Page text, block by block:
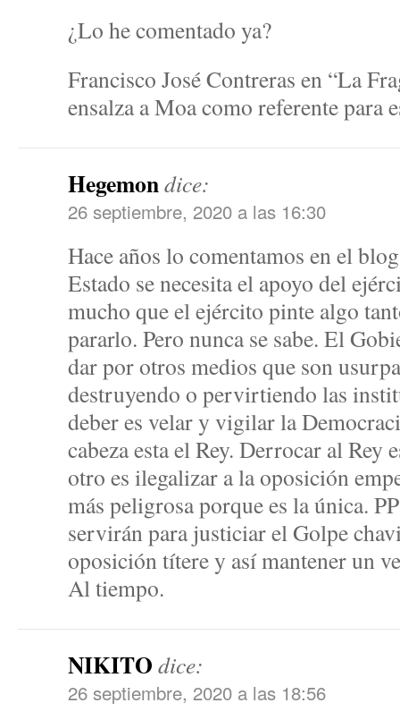
¿Lo he comentado ya?
Francisco José Contreras en “La
ensalza a Moa como referente
Hegemondice:
26 septiembre, 2020 a las 16:30
Hace años lo comentamos en el
Estado se necesita el apoyo del
mucho que el ejército pinte algo
pararlo. Pero nunca se sabe. El
dar por otros medios que son
destruyendo o pervirtiendo las
deber es velar y vigilar la
cabeza esta el Rey. Derrocar al Rey
otro es ilegalizar a la oposición
más peligrosa porque es la única.
servirán para justiciar el Golpe
oposición títere y así mantener un
Al tiempo.
NIKITO dice:
26 septiembre, 2020 a las 18:56